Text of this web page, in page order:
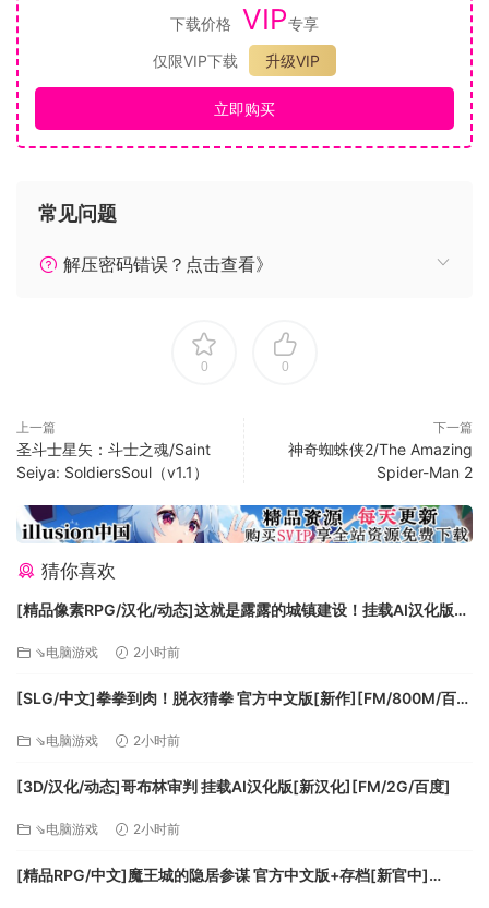
predators such as Bears and Wolves
下载价格 VIP专享
仅限VIP下载
升级VIP
立即购买
常见问题
解压密码错误？点击查看》
0 0
上一篇
圣斗士星矢：斗士之魂/Saint
Seiya: SoldiersSoul（v1.1）
下一篇
神奇蜘蛛侠2/The Amazing
Spider-Man 2
猜你喜欢
[精品像素RPG/汉化/动态]这就是露露的城镇建设！挂载AI汉化版
⇘电脑游戏 2小时前
[SLG/中文]拳拳到肉！脱衣猜拳 官方中文版[新作][FM/800M/百
⇘电脑游戏 2小时前
[3D/汉化/动态]哥布林审判 挂载AI汉化版[新汉化][FM/2G/百度]
⇘电脑游戏 2小时前
[精品RPG/中文]魔王城的隐居参谋 官方中文版+存档[新官中]